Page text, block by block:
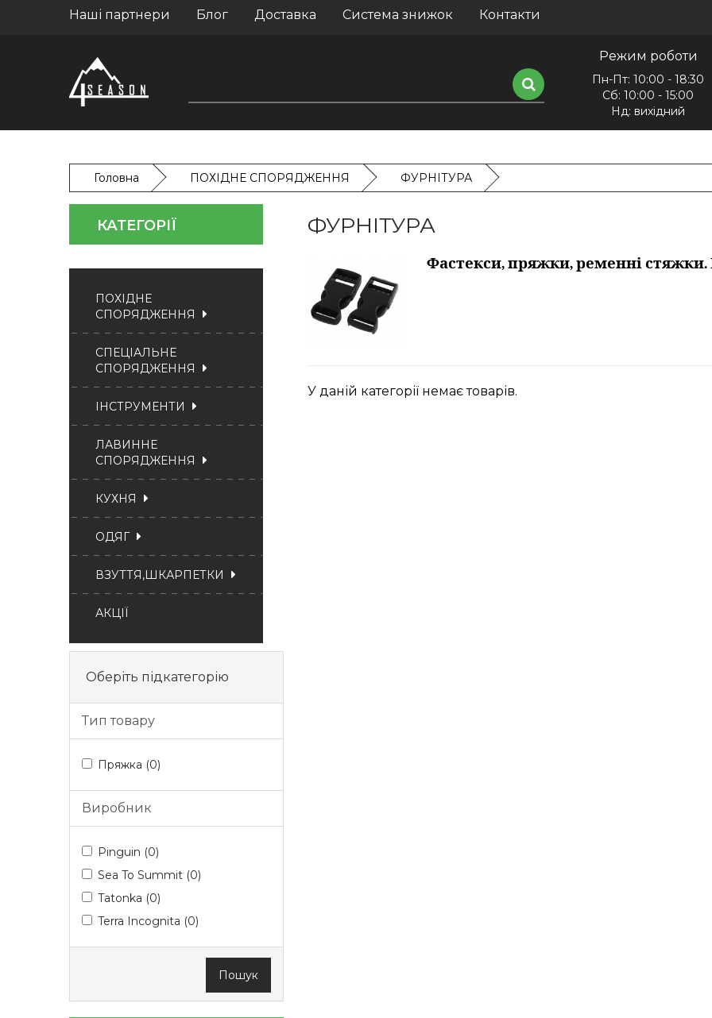
Наші партнери Блог Доставка Система знижок Контакти
Режим роботи
Пн-Пт: 10:00 - 18:30
Сб: 10:00 - 15:00
Нд: вихідний
Головна ПОХІДНЕ СПОРЯДЖЕННЯ ФУРНІТУРА
КАТЕГОРІЇ
ПОХІДНЕ
СПОРЯДЖЕННЯ
СПЕЦІАЛЬНЕ
СПОРЯДЖЕННЯ
ІНСТРУМЕНТИ
ЛАВИННЕ
СПОРЯДЖЕННЯ
КУХНЯ
ОДЯГ
ВЗУТТЯ,ШКАРПЕТКИ
АКЦІЇ
Оберіть підкатегорію
Тип товару
Пряжка (0)
Виробник
Pinguin (0)
Sea To Summit (0)
Tatonka (0)
Terra Incognita (0)
Пошук
ФУРНІТУРА
Фастекси, пряжки, ременні
У даній категорії немає товарів.